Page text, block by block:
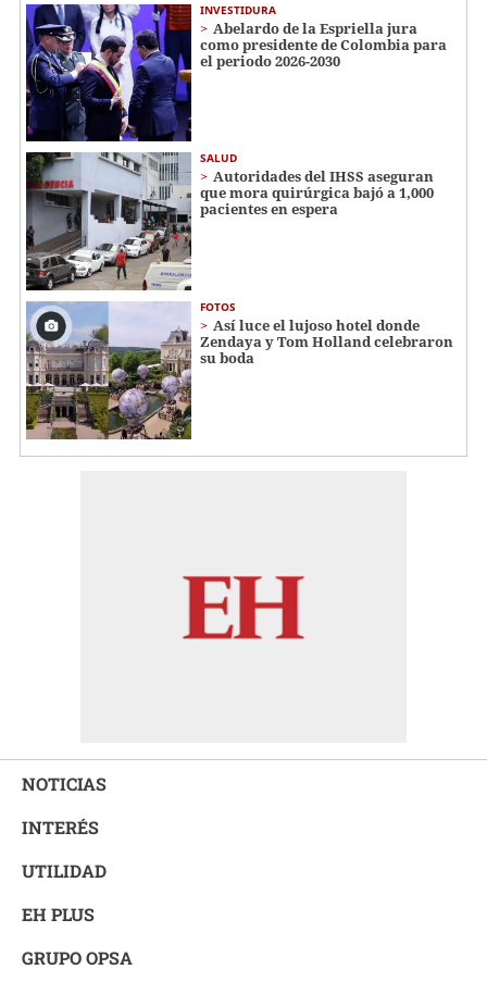
INVESTIDURA
Abelardo de la Espriella jura
como presidente de Colombia para
el periodo 2026-2030
SALUD
Autoridades del IHSS aseguran
que mora quirúrgica bajó a 1,000
pacientes en espera
FOTOS
Así luce el lujoso hotel donde
Zendaya y Tom Holland celebraron
su boda
NOTICIAS
INTERÉS
UTILIDAD
EH PLUS
GRUPO OPSA